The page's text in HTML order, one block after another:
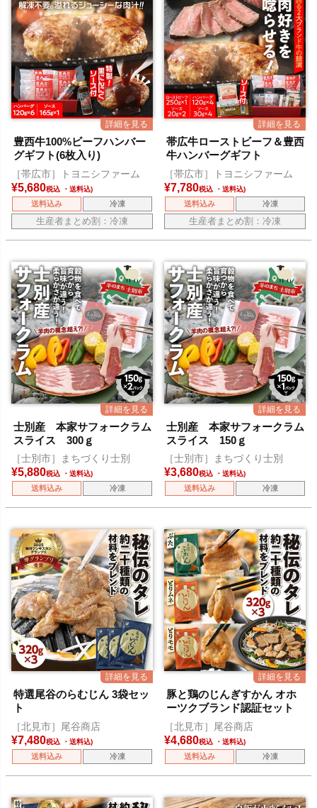
豊西牛100%ビーフハンバー
グギフト(6枚入り)
［帯広市］トヨニシファーム
¥5,680税込
送料込み 冷凍
生産者まとめ割：冷凍
帯広牛ローストビーフ＆豊西
牛ハンバーグギフト
［帯広市］トヨニシファーム
¥7,780税込
送料込み 冷凍
生産者まとめ割：冷凍
士別産 本家サフォークラム
スライス 300ｇ
［士別市］まちづくり士別
¥5,880税込
送料込み 冷凍
士別産 本家サフォークラム
スライス 150ｇ
［士別市］まちづくり士別
¥3,680税込
送料込み 冷凍
特選尾谷のらむじん 3袋セッ
ト
［北見市］尾谷商店
¥7,480税込
送料込み 冷凍
豚と鶏のじんぎすかん オホ
ーツクブランド認証セット
［北見市］尾谷商店
¥4,680税込
送料込み 冷凍